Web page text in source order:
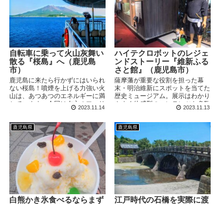
自転車に乗って火山灰舞い
散る『桜島』へ（鹿児島
市）
鹿児島に来たら行かずにはいられ
ない桜島！噴煙を上げる力強い火
山は、あつあつのエネルギーに満
ちています。今回は夕方のフェリ
ーに自転車を乗せて、ちょっとだ
2023.11.14
ハイテクロボットのレジェ
ンドストーリー『維新ふる
さと館』（鹿児島市）
薩摩藩が重要な役割を担った幕
末・明治維新にスポットを当てた
歴史ミュージアム。展示はわかり
やすく体感型のコンテンツも多数
あるため、知識がなくても楽しめ
げるドラマは迫力満点で一気に幕
末の世界へ引き込まれます！
2023.11.13
鹿児島県
白熊かき氷食べるならまず
鹿児島県
江戸時代の石橋を実際に渡